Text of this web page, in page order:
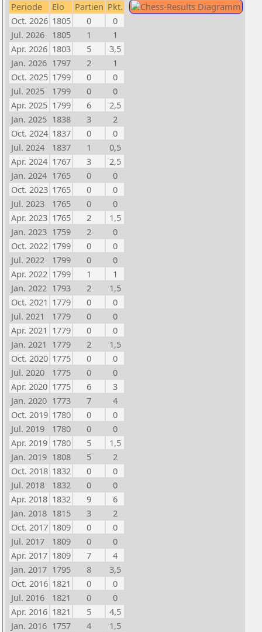
Periode Elo Partien Pkt.
Oct. 2026 1805 0
0
Jul. 2026
1805 1
1
Apr. 2026 1803 5
3,5
Jan. 2026 1797 2
1
Oct. 2025 1799 0
0
Jul. 2025
1799 0
0
Apr. 2025 1799 6
2,5
Jan. 2025 1838 3
2
Oct. 2024 1837 0
0
Jul. 2024
1837 1
0,5
Apr. 2024 1767 3
2,5
Jan. 2024 1765 0
0
Oct. 2023 1765 0
0
Jul. 2023
1765 0
0
Apr. 2023 1765 2
1,5
Jan. 2023 1759 2
0
Oct. 2022 1799 0
0
Jul. 2022
1799 0
0
Apr. 2022 1799 1
1
Jan. 2022 1793 2
1,5
Oct. 2021 1779 0
0
Jul. 2021
1779 0
0
Apr. 2021 1779 0
0
Jan. 2021 1779 2
1,5
Oct. 2020 1775 0
0
Jul. 2020
1775 0
0
Apr. 2020 1775 6
3
Jan. 2020 1773 7
4
Oct. 2019 1780 0
0
Jul. 2019
1780 0
0
Apr. 2019 1780 5
1,5
Jan. 2019 1808 5
2
Oct. 2018 1832 0
0
Jul. 2018
1832 0
0
Apr. 2018 1832 9
6
Jan. 2018 1815 3
2
Oct. 2017 1809 0
0
Jul. 2017
1809 0
0
Apr. 2017 1809 7
4
Jan. 2017 1795 8
3,5
Oct. 2016 1821 0
0
Jul. 2016
1821 0
0
Apr. 2016 1821 5
4,5
Jan. 2016 1757 4
1,5